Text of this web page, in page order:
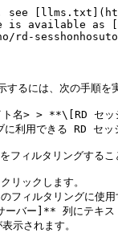
see
is available as
rd-
るには、次の手順を
> > **\[RD セッシ
用できる RD セッシ
ィルタリングするこ
リックします。
ィルタリングに使
ー]** 列にテキスト
示されます。